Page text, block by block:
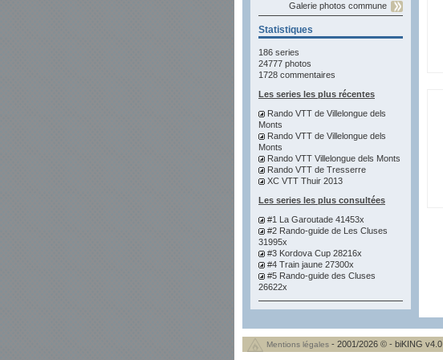
Galerie photos commune
Statistiques
186 series
24777 photos
1728 commentaires
Les series les plus récentes
Rando VTT de Villelongue dels
Monts
Rando VTT de Villelongue dels
Monts
Rando VTT Villelongue dels Monts
Rando VTT de Tresserre
XC VTT Thuir 2013
Les series les plus consultées
#1 La Garoutade 41453x
#2 Rando-guide de Les Cluses
31995x
#3 Kordova Cup 28216x
#4 Train jaune 27300x
#5 Rando-guide des Cluses
26622x
Mentions légales - 2001/2026 © - biKING v4.0